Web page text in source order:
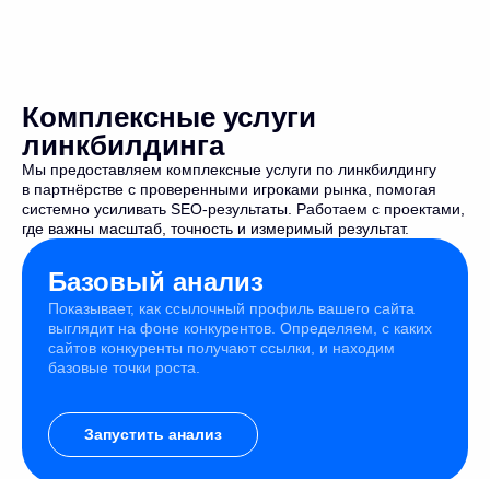
Комплексные услуги
линкбилдинга
Мы предоставляем комплексные услуги по линкбилдингу
в партнёрстве с проверенными игроками рынка, помогая
системно усиливать SEO-результаты. Работаем с проектами,
где важны масштаб, точность и измеримый результат.
Базовый анализ
Показывает, как ссылочный профиль вашего сайта
выглядит на фоне конкурентов. Определяем, с каких
сайтов конкуренты получают ссылки, и находим
базовые точки роста.
Запустить анализ